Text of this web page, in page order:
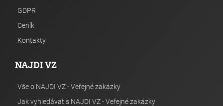
GDPR
Ceník
Kontakty
NAJDI VZ
Vše o NAJDI VZ - Veřejné zakázky
Jak vyhledávat s NAJDI VZ - Veřejné zakázky